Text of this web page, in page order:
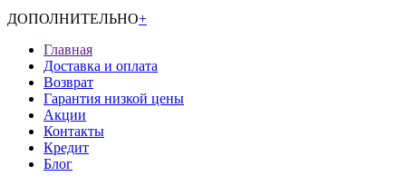
ДОПОЛНИТЕЛЬНО+
Главная
Доставка и оплата
Возврат
Гарантия низкой цены
Акции
Контакты
Кредит
Блог